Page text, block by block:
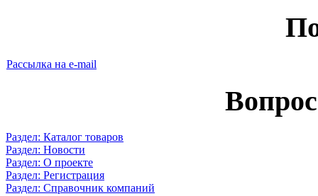
Рассылка на e-mail
Раздел: Каталог товаров
Раздел: Новости
Раздел: О проекте
Раздел: Регистрация
Раздел: Справочник компаний